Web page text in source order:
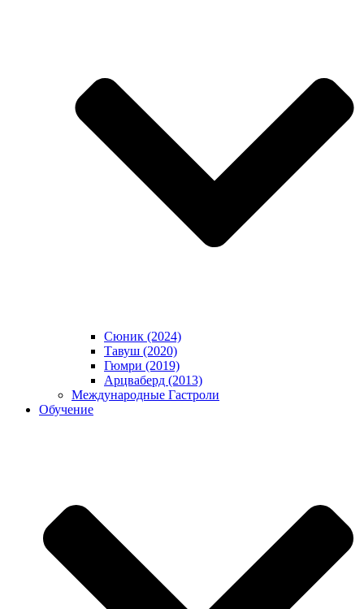
Сюник (2024)
Тавуш (2020)
Гюмри (2019)
Арцваберд (2013)
Международные Гастроли
Обучение